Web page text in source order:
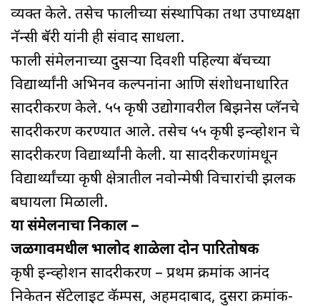
व्यक्त केले. तसेच फालीच्या संस्थापिका तथा उपाध्यक्षा
नॅन्सी बॅरी यांनी ही संवाद साधला.
फाली संमेलनाच्या दुसऱ्या दिवशी पहिल्या बॅचच्या
विद्यार्थ्यांनी अभिनव कल्पनांना आणि संशोधनाधारित
सादरीकरण केले. ५५ कृषी उद्योगावरील बिझनेस प्लॅनचे
सादरीकरण करण्यात आले. तसेच ५५ कृषी इन्व्होशन चे
सादरीकरण विद्यार्थ्यांनी केली. या सादरीकरणांमधून
विद्यार्थ्यांच्या कृषी क्षेत्रातील नवोन्मेषी विचारांची झलक
बघायला मिळाली.
या संमेलनाचा निकाल –
जळगावमधील भालोद शाळेला दोन पारितोषक
कृषी इन्व्होशन सादरीकरण – प्रथम क्रमांक आनंद
निकेतन सॅटेलाइट कॅम्पस, अहमदाबाद, दुसरा क्रमांक-